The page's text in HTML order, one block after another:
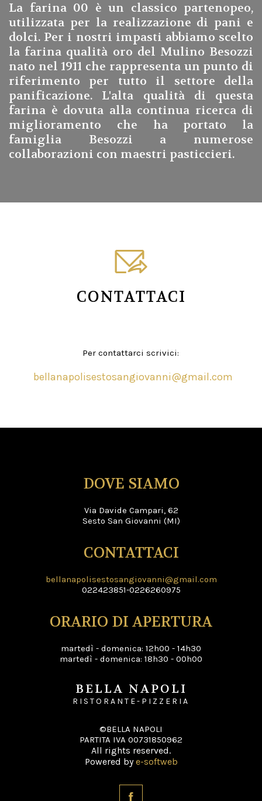
La farina 00 è un classico partenopeo,
utilizzata per la realizzazione di pani e
dolci. Per i nostri impasti abbiamo scelto
la farina qualità oro del Mulino Besozzi
nato nel 1911 che rappresenta un punto di
riferimento per tutto il settore della
panificazione. L'alta qualità di questa
farina è dovuta alla continua ricerca di
miglioramento che ha portato la
famiglia Besozzi a numerose
collaborazioni con maestri pasticcieri.
CONTATTACI
Per contattarci scrivici:
bellanapolisestosangiovanni@gmail.com
DOVE SIAMO
Via Davide Campari, 62
Sesto San Giovanni (MI)
CONTATTACI
bellanapolisestosangiovanni@gmail.com
022423851-0226260975
ORARIO DI APERTURA
martedì - domenica: 12h00 - 14h30
martedì - domenica: 18h30 - 00h00
BELLA NAPOLI
RISTORANTE-PIZZERIA
©BELLA NAPOLI
PARTITA IVA 00731850962
All rights reserved.
Powered bye-softweb